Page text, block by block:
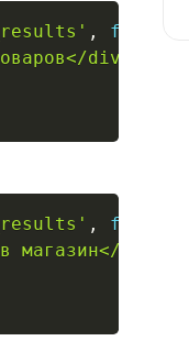
, function
div>'
, function
магазин</a>'